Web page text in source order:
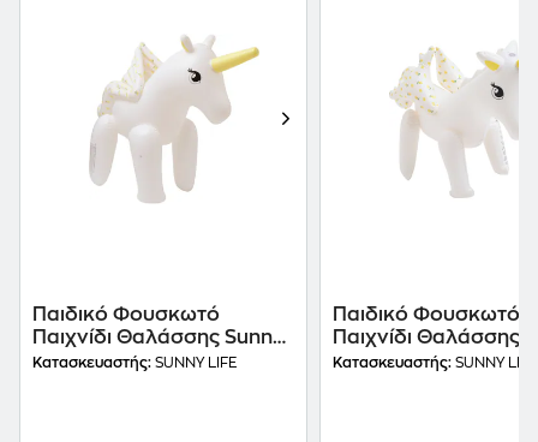
Παιδικό Φουσκωτό
Παιχνίδι Θαλάσσης Sunny
Life Giant Μονόκερος 213
Κατασκευαστής: SUNNY LIFE
Παιδικό Φουσκωτό
Παιχνίδι Θαλάσσης
Life Μονόκερος 37
Κατασκευαστής: SUNNY LIFE